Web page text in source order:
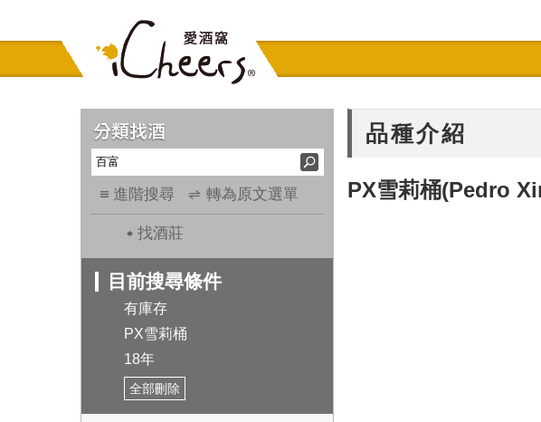
進階搜尋 轉為原文選單
找酒莊
目前搜尋條件
有庫存
PX雪莉桶
18年
全部刪除
品種介紹
PX雪莉桶(Pedro